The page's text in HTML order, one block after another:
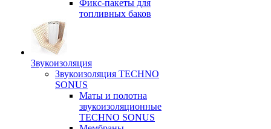
Фикс-пакеты для
топливных баков
Звукоизоляция
Звукоизоляция TECHNO
SONUS
Маты и полотна
звукоизоляционные
TECHNO SONUS